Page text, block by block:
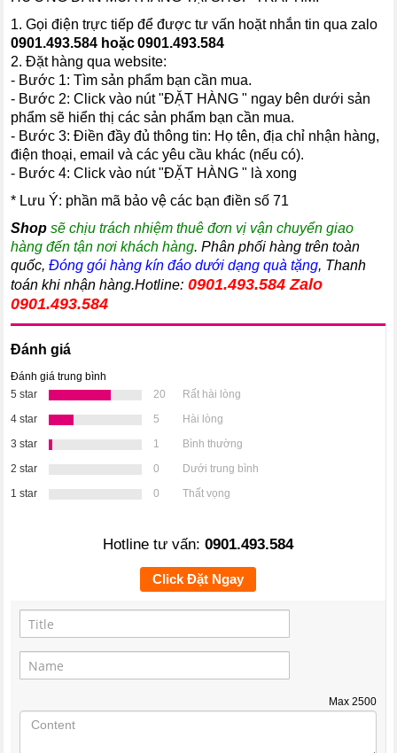
1. Gọi điện trực tiếp để được tư vấn hoặt nhắn tin qua zalo
0901.493.584 hoặc 0901.493.584
2. Đặt hàng qua website:
- Bước 1: Tìm sản phẩm bạn cần mua.
- Bước 2: Click vào nút "ĐẶT HÀNG " ngay bên dưới sản
phẩm sẽ hiển thị các sản phẩm bạn cần mua.
- Bước 3: Điền đầy đủ thông tin: Họ tên, địa chỉ nhận hàng,
điện thoại, email và các yêu cầu khác (nếu có).
- Bước 4: Click vào nút "ĐẶT HÀNG " là xong
* Lưu Ý: phần mã bảo vệ các bạn điền số 71
Shop sẽ chịu trách nhiệm thuê đơn vị vận chuyển giao
hàng đến tận nơi khách hàng. Phân phối hàng trên toàn
quốc,Đóng gói hàng kín đáo dưới dạng quà tặng, Thanh
toán khi nhận hàng.Hotline: 0901.493.584 Zalo
0901.493.584
Đánh giá
Đánh giá trung bình
5 star
20
Rất hài lòng
4 star
5
Hài lòng
3 star
1
Bình thường
2 star
0
Dưới trung bình
1 star
0 Thất vọng
Hotline tư vấn: 0901.493.584
Click Đặt Ngay
Max 2500